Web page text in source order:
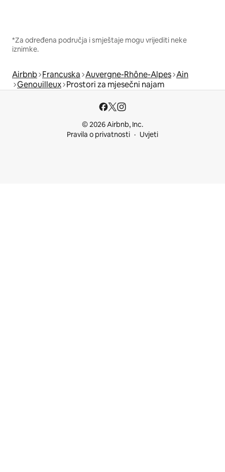
*Za određena područja i smještaje mogu vrijediti neke
iznimke.
Airbnb Francuska Auvergne-Rhône-Alpes Ain
Genouilleux Prostori za mjesečni najam
© 2026 Airbnb, Inc.
Pravila o privatnosti
Uvjeti